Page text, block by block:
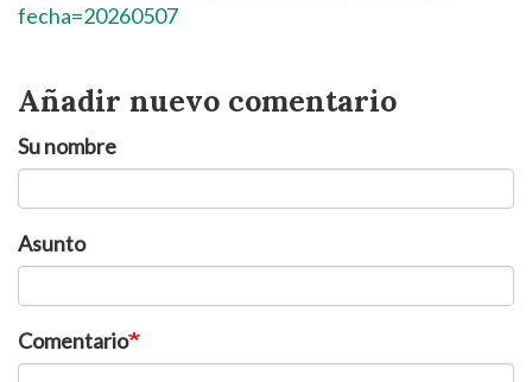
fecha=20260507
Añadir nuevo comentario
Su nombre
Asunto
Comentario